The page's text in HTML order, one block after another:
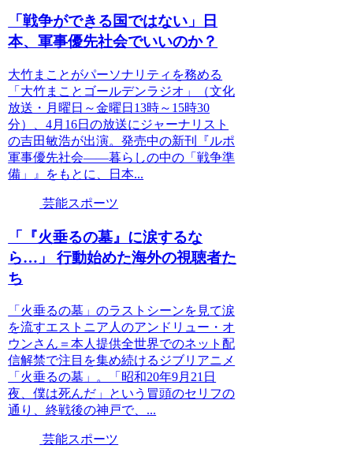
「戦争ができる国ではない」日
本、軍事優先社会でいいのか？
大竹まことがパーソナリティを務める
「大竹まことゴールデンラジオ」（文化
放送・月曜日～金曜日13時～15時30
分）、4月16日の放送にジャーナリスト
の吉田敏浩が出演。発売中の新刊『ルポ
軍事優先社会――暮らしの中の「戦争準
備」』をもとに、日本...
芸能スポーツ
「『火垂るの墓』に涙するな
ら…」 行動始めた海外の視聴者た
ち
「火垂るの墓」のラストシーンを見て涙
を流すエストニア人のアンドリュー・オ
ウンさん＝本人提供全世界でのネット配
信解禁で注目を集め続けるジブリアニメ
「火垂るの墓」。「昭和20年9月21日
夜、僕は死んだ」という冒頭のセリフの
通り、終戦後の神戸で、...
芸能スポーツ